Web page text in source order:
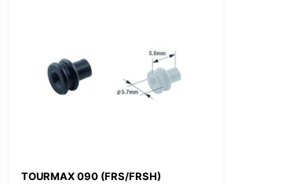
TOURMAX 090 (FRS/FRSH)